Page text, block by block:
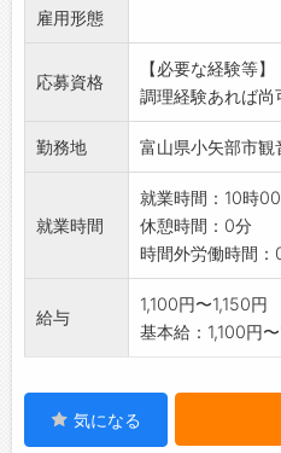
の「紹介状」の交
を受けてください
雇用形態
応募資格
【必要な経験等】
調理経験あれば尚
勤務地 富山県小矢部市
就業時間
就業時間：10時
休憩時間：0分
時間外労働時間：
給与
1,100円〜1,150円
基本給：1,100円
気になる